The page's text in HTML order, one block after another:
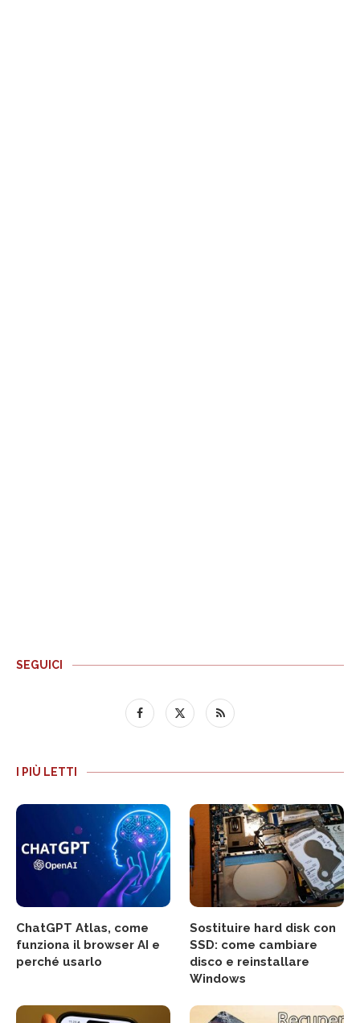
SEGUICI
I PIÙ LETTI
ChatGPT Atlas, come
funziona il browser AI e
perché usarlo
Sostituire hard disk con
SSD: come cambiare
disco e reinstallare
Windows